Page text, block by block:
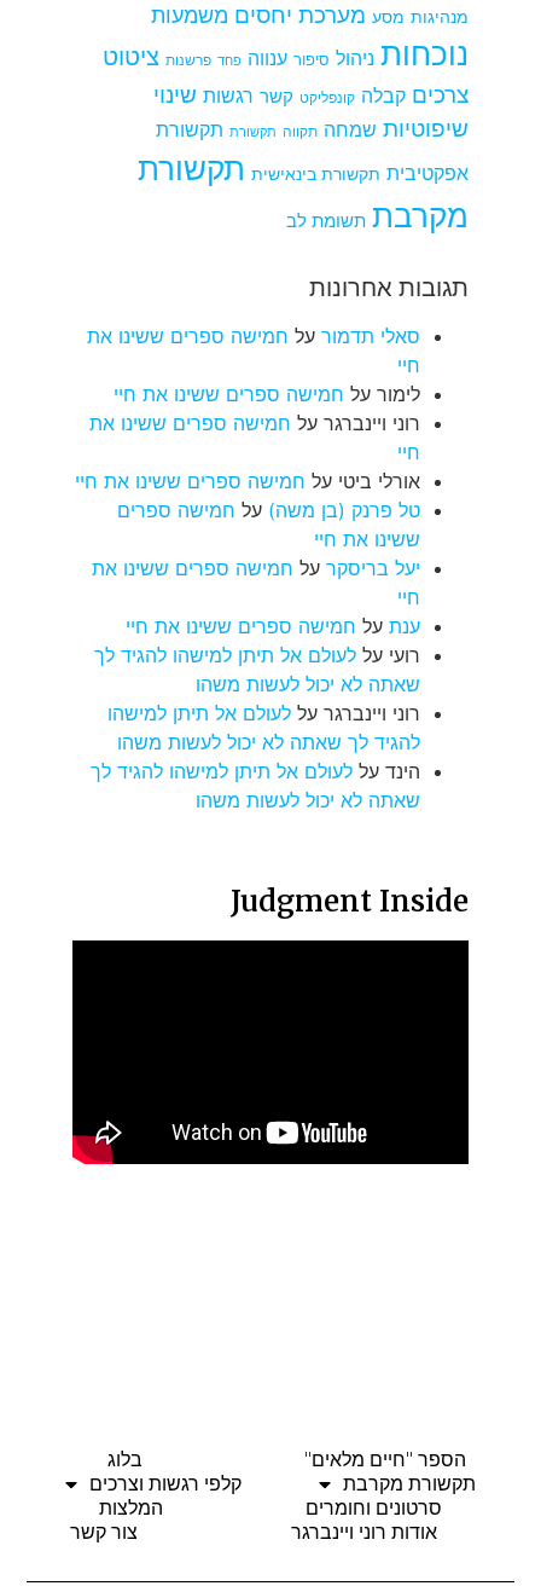
מנהיגות מסע מערכת יחסים משמעות
נוכחות ניהול סיפור ענווה פחד פרשנות ציטוט
צרכים קבלה קונפליקט קשר רגשות שינוי
שיפוטיות שמחה תקווה תקשורת תקשורת
אפקטיבית תקשורת בינאישית תקשורת
מקרבת תשומת לב
תגובות אחרונות
סאלי תדמור על חמישה ספרים ששינו את
חיי
לימור על חמישה ספרים ששינו את חיי
רוני ויינברגר על חמישה ספרים ששינו את
חיי
אורלי ביטי על חמישה ספרים ששינו את חיי
טל פרנק (בן משה) על חמישה ספרים
ששינו את חיי
יעל בריסקר על חמישה ספרים ששינו את
חיי
ענת על חמישה ספרים ששינו את חיי
רועי על לעולם אל תיתן למישהו להגיד לך
שאתה לא יכול לעשות משהו
רוני ויינברגר על לעולם אל תיתן למישהו
להגיד לך שאתה לא יכול לעשות משהו
הינד על לעולם אל תיתן למישהו להגיד לך
שאתה לא יכול לעשות משהו
Judgment Inside
הספר "חיים מלאים"
בלוג
תקשורת מקרבת
קלפי רגשות וצרכים
סרטונים וחומרים
המלצות
אודות רוני ויינברגר
צור קשר